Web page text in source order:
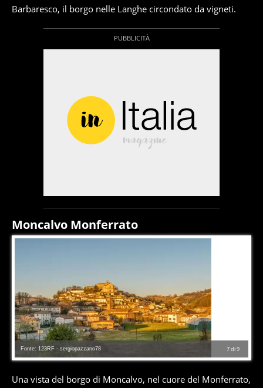
Barbaresco, il borgo nelle Langhe circondato da vigneti.
Moncalvo Monferrato
7di9
Fonte: 123RF - sergiopazzano78
Una vista del borgo di Moncalvo, nel cuore del Monferrato,